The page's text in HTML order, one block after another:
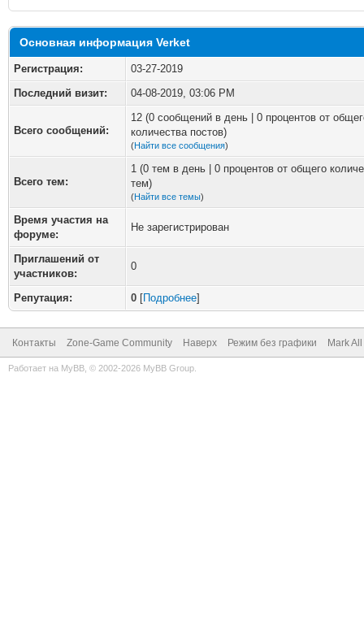
Основная информация Verket
Регистрация:
03-27-2019
Последний визит:
04-08-2019, 03:06 PM
Всего сообщений:
12 (0 сообщений в день | 0 процентов от
количества постов)
(Найти все сообщения)
Всего тем:
1 (0 тем в день | 0 процентов от общего
тем)
(Найти все темы)
Время участия на
форуме:
Не зарегистрирован
Приглашений от
участников:
0
Репутация: 0 [Подробнее]
Контакты Zone-Game Community Наверх Режим без графики Mark
Работает на MyBB , © 2002-2026 MyBB Group